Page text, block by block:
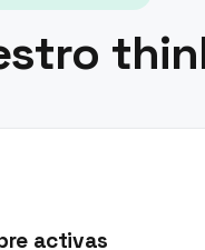
activas